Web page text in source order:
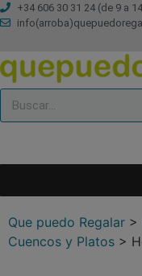
+34 606 30 31 24 (de 9 a
Que puedo Regalar >
Cuencos y Platos >